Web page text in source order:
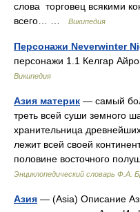
слова торговец всякими
всего… …
Википедия
Персонажи Neverwinter
персонажи 1.1 Келгар
Википедия
Азия материк — самый
треть всей суши земного
хранительница
лежит всей своей
половине восточного
Энциклопедический словарь Ф.А.
Азия — (Asia) Описание